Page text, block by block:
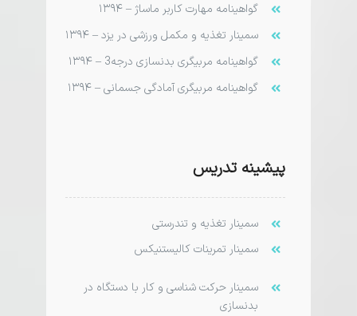
گواهینامه مهارت کاربر ماساژ – ۱۳۹۴
سمینار تغذیه و مکمل ورزشی در یزد – ۱۳۹۴
گواهینامه مربی­گری بدنسازی درجه3 – ۱۳۹۴
گواهینامه مربی­گری آمادگی جسمانی – ۱۳۹۴
پیشینه تدریس
سمینار تغذیه و تندرستی
سمینار تمرینات کالیستنیکس
سمینار حرکت شناسی و کار با دستگاه در
بدنسازی